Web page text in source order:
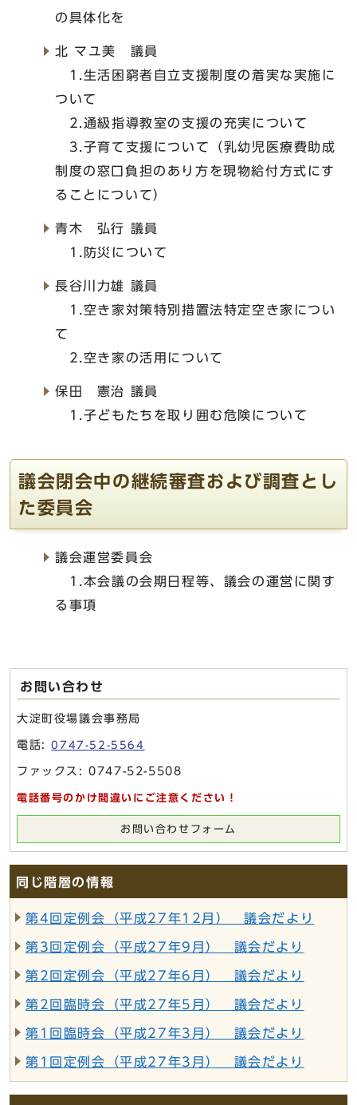
の具体化を
北 マユ美 議員
1.生活困窮者自立支援制度の着実な実施に
ついて
2.通級指導教室の支援の充実について
3.子育て支援について（乳幼児医療費助成
制度の窓口負担のあり方を現物給付方式にす
ることについて）
青木 弘行 議員
1.防災について
長谷川力雄 議員
1.空き家対策特別措置法特定空き家につい
て
2.空き家の活用について
保田 憲治 議員
1.子どもたちを取り囲む危険について
議会閉会中の継続審査および調査とし
た委員会
議会運営委員会
1.本会議の会期日程等、議会の運営に関す
る事項
お問い合わせ
大淀町役場議会事務局
電話:0747-52-5564
ファックス: 0747-52-5508
電話番号のかけ間違いにご注意ください！
お問い合わせフォーム
同じ階層の情報
第4回定例会（平成27年12月） 議会だより
第3回定例会（平成27年9月） 議会だより
第2回定例会（平成27年6月） 議会だより
第2回臨時会（平成27年5月） 議会だより
第1回臨時会（平成27年3月） 議会だより
第1回定例会（平成27年3月） 議会だより